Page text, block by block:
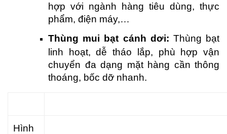
hợp với ngành hàng tiêu dùng, thực
phẩm, điện máy,…
Thùng mui bạt cánh dơi: Thùng bạt
linh hoạt, dễ tháo lắp, phù hợp vận
chuyển đa dạng mặt hàng cần thông
thoáng, bốc dỡ nhanh.
Hình